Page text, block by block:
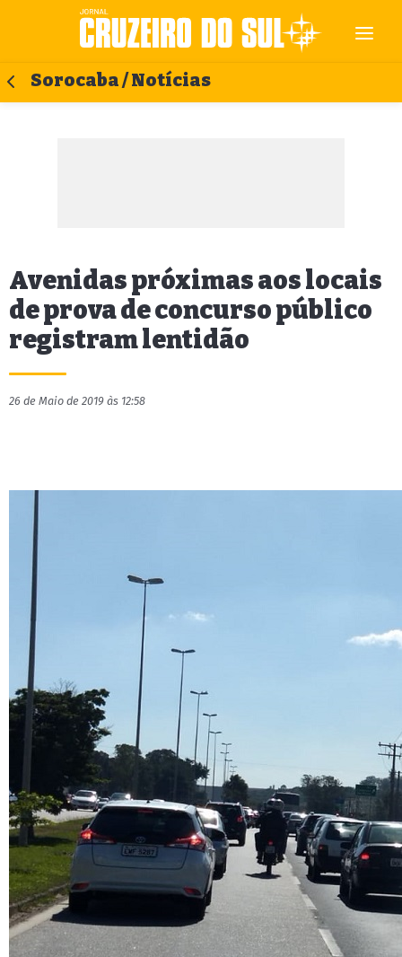
Sorocaba / Notícias
Avenidas próximas aos locais
de prova de concurso público
registram lentidão
26 de Maio de 2019 às 12:58